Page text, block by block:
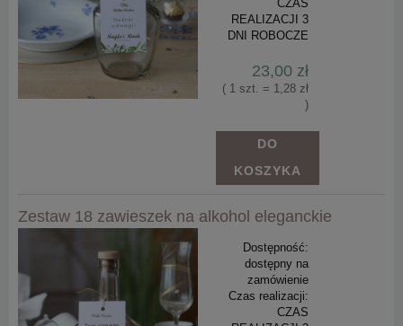
CZAS
REALIZACJI 3
DNI ROBOCZE
23,00 zł
( 1 szt. = 1,28 zł
)
DO
KOSZYKA
Zestaw 18 zawieszek na alkohol eleganckie
Dostępność:
dostępny na
zamówienie
Czas realizacji:
CZAS